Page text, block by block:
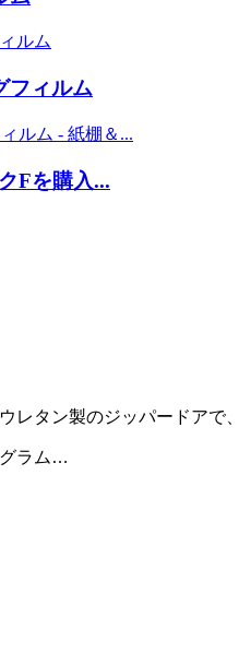
フィルム
Fを購入...
レタン製のジッパードア
ラム …